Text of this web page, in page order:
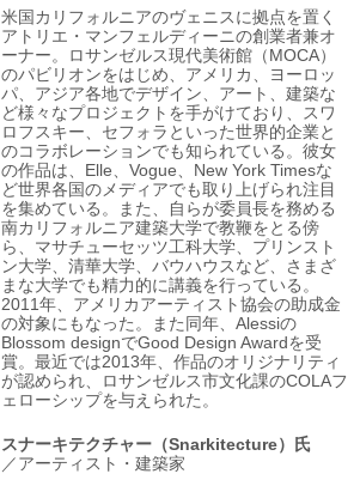
米国カリフォルニアのヴェニスに拠点を置く
アトリエ・マンフェルディーニの創業者兼オ
ーナー。ロサンゼルス現代美術館（MOCA）
のパビリオンをはじめ、アメリカ、ヨーロッ
パ、アジア各地でデザイン、アート、建築な
ど様々なプロジェクトを手がけており、スワ
ロフスキー、セフォラといった世界的企業と
のコラボレーションでも知られている。彼女
の作品は、Elle、Vogue、New York Timesな
ど世界各国のメディアでも取り上げられ注目
を集めている。また、自らが委員長を務める
南カリフォルニア建築大学で教鞭をとる傍
ら、マサチューセッツ工科大学、プリンスト
ン大学、清華大学、バウハウスなど、さまざ
まな大学でも精力的に講義を行っている。
2011年、アメリカアーティスト協会の助成金
の対象にもなった。また同年、Alessiの
Blossom designでGood Design Awardを受
賞。最近では2013年、作品のオリジナリティ
が認められ、ロサンゼルス市文化課のCOLAフ
ェローシップを与えられた。
スナーキテクチャー （Snarkitecture）氏
／アーティスト・建築家